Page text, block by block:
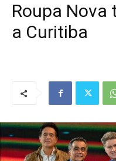
Roupa Nova
a Curitiba